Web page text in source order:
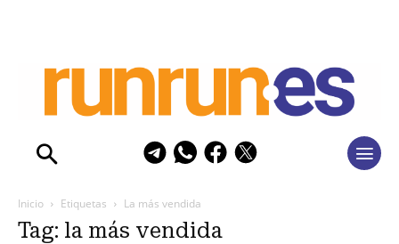
Inicio Etiquetas La más vendida
Tag: la más vendida